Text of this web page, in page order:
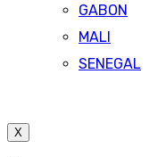
GABON
MALI
SENEGAL
X